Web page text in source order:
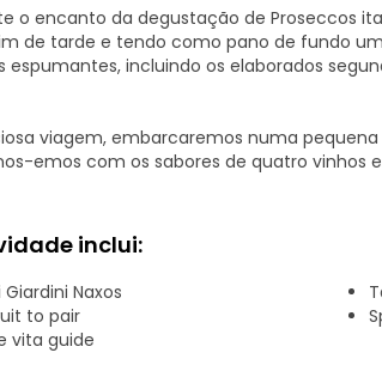
o encanto da degustação de Proseccos
de tarde e tendo como pano de fundo
espumantes, incluindo os elaborados
viagem, embarcaremos numa
emos com os sabores de quatro vinhos
como morangos ou melões, cada gole
do mar aberto enquanto navegamos
nos locais mais pitorescos da
Mediterrâneo enquanto desfruta da brisa
inclui:
Naxos
to pair
vita guide